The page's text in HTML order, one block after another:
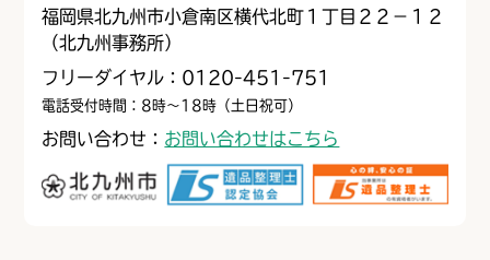
福岡県北九州市小倉南区横代北町１丁目２２−１２
（北九州事務所）
フリーダイヤル：0120-451-751
電話受付時間：8時～18時（土日祝可）
お問い合わせ： お問い合わせはこちら